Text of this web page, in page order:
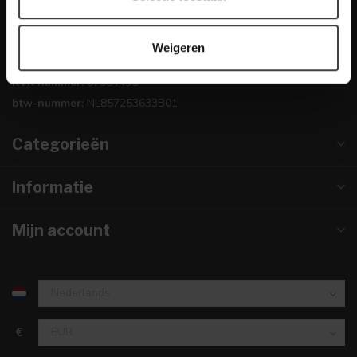
Weigeren
info@dewoonwinkel.nl
KVK nummer:67984495
btw-nummer: NL857253633B01
Categorieën
Informatie
Mijn account
€